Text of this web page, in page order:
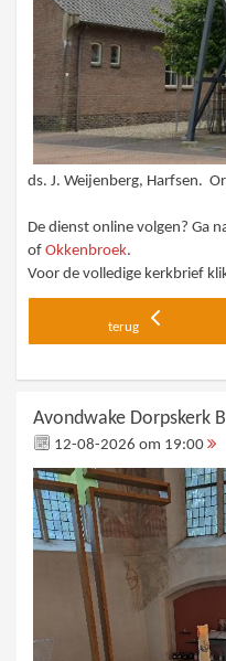
ds. J. Weijenberg, Harfsen.
De dienst online volgen? Ga
ofOkkenbroek.
Voor de volledige kerkbrief
terug
Avondwake Dorpskerk
12-08-2026 om 19:00